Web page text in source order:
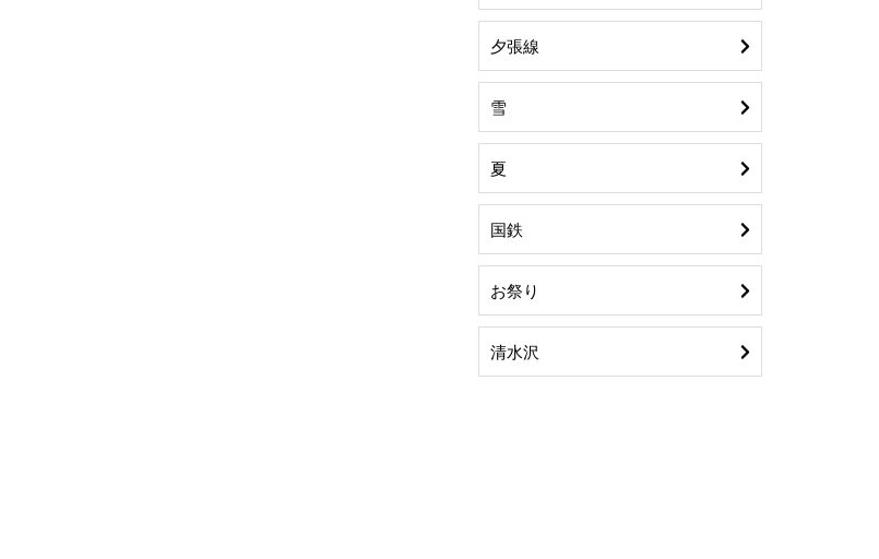
夕張線
雪
夏
国鉄
お祭り
清水沢